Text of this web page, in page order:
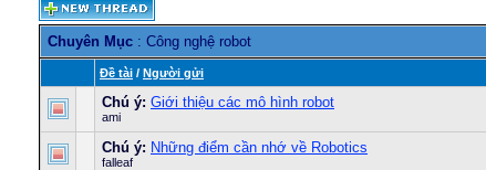
Chuyên Mục : Công nghệ robot
Ðề tài / Người gửi
Chú ý: Giới thiệu các mô hình robot
ami
Chú ý: Những điểm cần nhớ về Robotics
falleaf